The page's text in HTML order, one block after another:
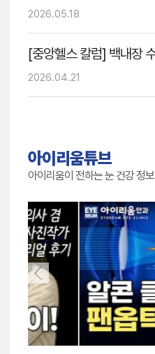
2026.05.18
2026.04.21
아이리움튜브
아이리움이 전하는 눈 건강 정보